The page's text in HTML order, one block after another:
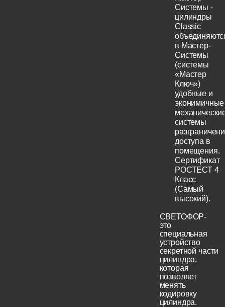
Системы -
цилиндры
Classic
в Мастер-
Системы
(системы
«Мастер
Ключ»)
удобные и
эконимичные
системы
доступа в
помещения.
Сертификат
РОСТЕСТ 4
Класс
(Самый
высокий).
СВЕТОФОР-
это
специальная
устройство
секретной части
цилиндра,
которая
позволяет
менять
кодировку
цилиндра.